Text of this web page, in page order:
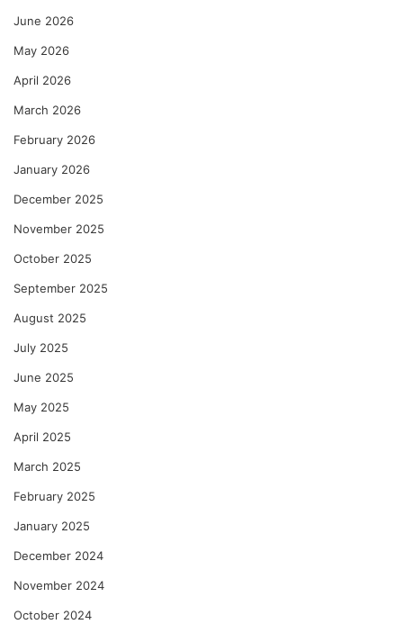
June 2026
May 2026
April 2026
March 2026
February 2026
January 2026
December 2025
November 2025
October 2025
September 2025
August 2025
July 2025
June 2025
May 2025
April 2025
March 2025
February 2025
January 2025
December 2024
November 2024
October 2024